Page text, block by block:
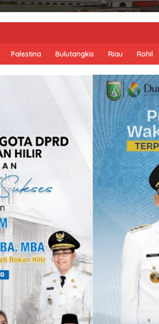
Palestina Bulutangkis Riau Rohil